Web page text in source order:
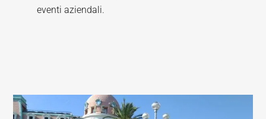
eventi aziendali.